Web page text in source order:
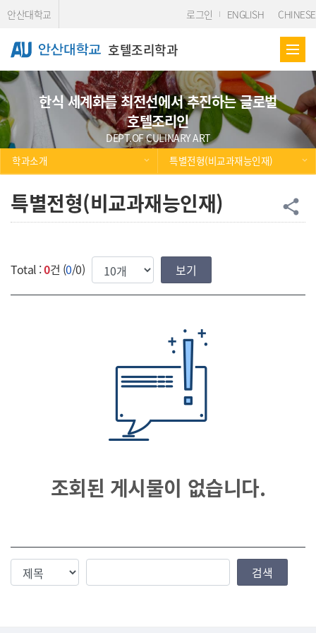
Skip Menu
안산대학교 로그인 ENGLISH CHINESE
호텔조리학과
한식 세계화를 최전선에서 추진하는 글로벌
호텔조리인
DEPT.OF CULINARY ART
학과소개
특별전형(비교과재능인재)
특별전형(비교과재능인재) 공
share
Total :0건 (0/0) 한번에 보여질 게시물 갯수
조회된 게시물이 없습니다.
검색조건 검색값 검색